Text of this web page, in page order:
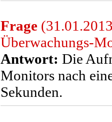
Frage
Überwachungs-
Antwort: Die
Monitors nach
Sekunden.